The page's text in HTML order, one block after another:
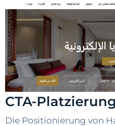
CTA-
Die Positionierung von